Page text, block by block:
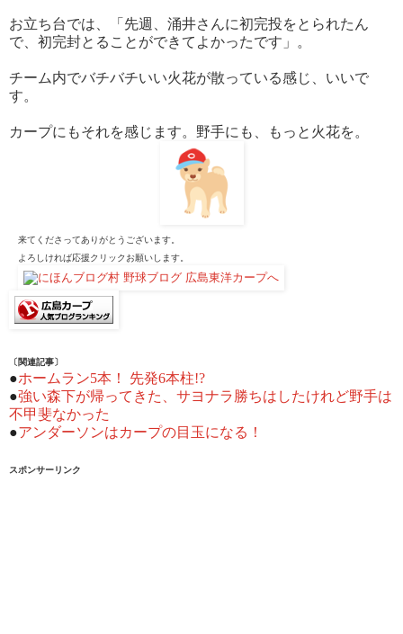
お立ち台では、「先週、涌井さんに初完投をとられたん
で、初完封とることができてよかったです」。
チーム内でバチバチいい火花が散っている感じ、いいで
す。
カープにもそれを感じます。野手にも、もっと火花を。
来てくださってありがとうございます。
よろしければ応援クリックお願いします。
〔関連記事〕
●ホームラン5本！ 先発6本柱!?
●強い森下が帰ってきた、サヨナラ勝ちはしたけれど野手は
不甲斐なかった
●アンダーソンはカープの目玉になる！
スポンサーリンク